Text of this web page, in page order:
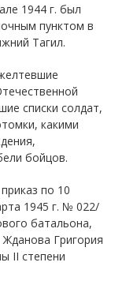
1944 г. был
пунктом в
Тагил.
списки солдат,
какими
бойцов.
по 10
1945 г. № 022/
батальона,
Григория
II степени